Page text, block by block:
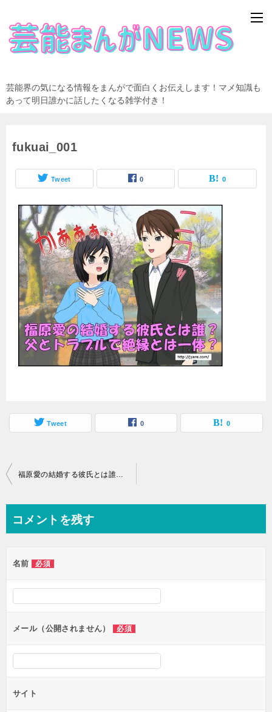
芸能界の気になる情報をまんがで面白くお伝えします！マメ知識も
あって明日誰かに話したくなる雑学付き！
fukuai_001
Tweet 0 0
Tweet 0 0
投
ビ
ー
シ
ン
福原愛の結婚する彼氏とは誰？父とトラブルで絶縁とは一体？
コメントを残す
名前 必須
メール（公開されません） 必須
サイト